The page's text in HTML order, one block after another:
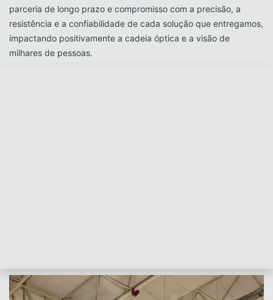
parceria de longo prazo e compromisso com a precisão, a
resistência e a confiabilidade de cada solução que entregamos,
impactando positivamente a cadeia óptica e a visão de
milhares de pessoas.